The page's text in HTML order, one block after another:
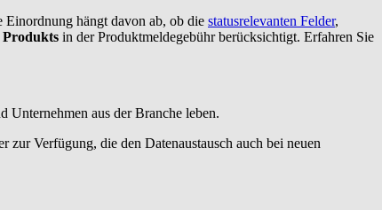
hängt davon ab, ob die statusrelevanten Felder,
Produkts in der Produktmeldegebühr berücksichtigt. Erfahren Sie
Unternehmen aus der Branche leben.
zur Verfügung, die den Datenaustausch auch bei neuen